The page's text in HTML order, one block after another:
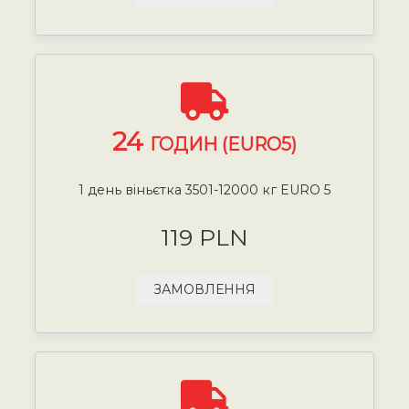
24 ГОДИН (EURO5)
1 день віньєтка 3501-12000 кг EURO 5
119 PLN
ЗАМОВЛЕННЯ